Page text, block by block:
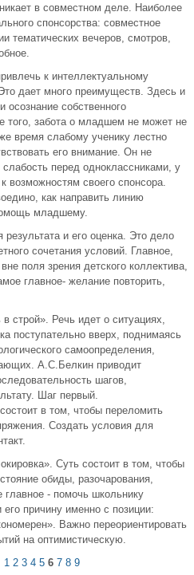
в совместном деле. Наиболее
спонсорства: совместное
тематических вечеров, смотров,
к интеллектуальному
дает много преимуществ. Здесь и
осознание собственного
того, забота о младшем не может не
время слабому ученику лестно
его внимание. Он не
перед одноклассниками, у
возможностям своего спонсора.
как направить линию
младшему.
и его оценка. Это дело
сочетания условий. Главное,
поля зрения детского коллектива,
главное- желание повторить,
строй». Речь идет о ситуациях,
поступательно вверх, поднимаясь
самоопределения,
А.С.Белкин приводит
шагов,
Шаг первый.
в том, чтобы переломить
Создать условия для
Суть состоит в том, чтобы
обиды, разочарования,
- помочь школьнику
причину именно с позиции:
Важно переориентировать
на оптимистическую.
1 2 3 4 5 6 7 8 9